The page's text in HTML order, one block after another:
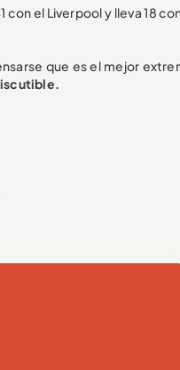
con el Liverpool y lleva 18
que es el mejor